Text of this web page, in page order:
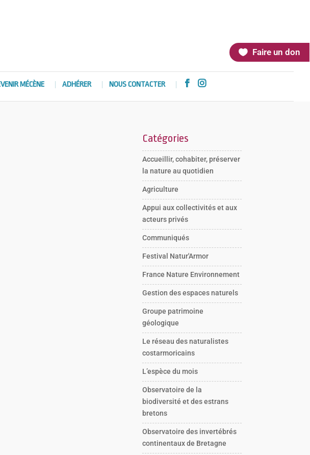
Faire un don
MÉCÈNE ADHÉRER NOUS CONTACTER  
Catégories
Accueillir, cohabiter, préserver
la nature au quotidien
Agriculture
Appui aux collectivités et aux
acteurs privés
Communiqués
Festival Natur'Armor
France Nature Environnement
Gestion des espaces naturels
Groupe patrimoine
géologique
Le réseau des naturalistes
costarmoricains
L’espèce du mois
Observatoire de la
biodiversité et des estrans
bretons
Observatoire des invertébrés
continentaux de Bretagne